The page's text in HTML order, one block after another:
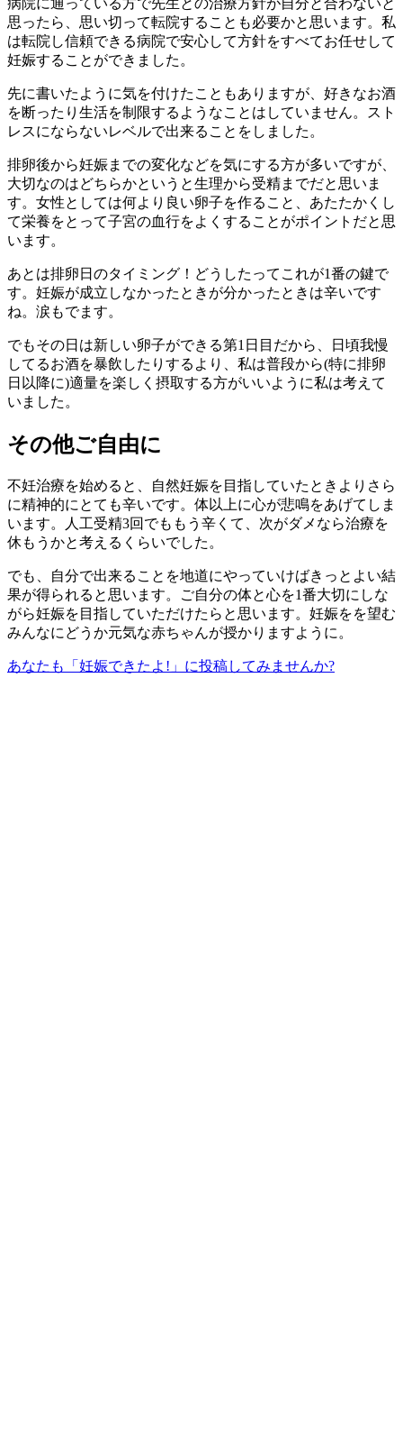
病院に通っている方で先生との治療方針が自分と合わないと
思ったら、思い切って転院することも必要かと思います。私
は転院し信頼できる病院で安心して方針をすべてお任せして
妊娠することができました。
先に書いたように気を付けたこともありますが、好きなお酒
を断ったり生活を制限するようなことはしていません。スト
レスにならないレベルで出来ることをしました。
排卵後から妊娠までの変化などを気にする方が多いですが、
大切なのはどちらかというと生理から受精までだと思いま
す。女性としては何より良い卵子を作ること、あたたかくし
て栄養をとって子宮の血行をよくすることがポイントだと思
います。
あとは排卵日のタイミング！どうしたってこれが1番の鍵で
す。妊娠が成立しなかったときが分かったときは辛いです
ね。涙もでます。
でもその日は新しい卵子ができる第1日目だから、日頃我慢
してるお酒を暴飲したりするより、私は普段から(特に排卵
日以降に)適量を楽しく摂取する方がいいように私は考えて
いました。
その他ご自由に
不妊治療を始めると、自然妊娠を目指していたときよりさら
に精神的にとても辛いです。体以上に心が悲鳴をあげてしま
います。人工受精3回でももう辛くて、次がダメなら治療を
休もうかと考えるくらいでした。
でも、自分で出来ることを地道にやっていけばきっとよい結
果が得られると思います。ご自分の体と心を1番大切にしな
がら妊娠を目指していただけたらと思います。妊娠をを望む
みんなにどうか元気な赤ちゃんが授かりますように。
あなたも「妊娠できたよ!」に投稿してみませんか?